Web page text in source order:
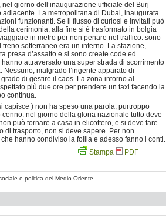
giorno dell’inaugurazione ufficiale del Burj
La metropolitana di Dubai, inaugurata
funzionanti. Se il flusso di curiosi e invitati può
cerimonia, alla fine si è trasformato in bolgia
in metro per non penare nel traffico: sono
sotterraneo era un inferno. La stazione,
presa d’assalto e si sono create code ed
attraversato una super strada di scorrimento
Nessuno, malgrado l’ingente apparato di
di gestire il caos. La zona intorno al
più due ore per prendere un taxi facendo la
continua.
capisce ) non ha speso una parola, purtroppo
nel giorno della gloria nazionale tutto deve
può tornare a casa in elicottero, e si deve fare
di trasporto, non si deve sapere. Per non
hanno condiviso la follia e adesso fanno i conti.
Stampa PDF
e politica del Medio Oriente